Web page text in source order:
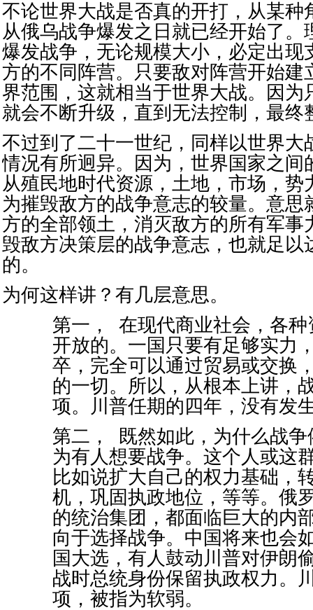
不论世界大战是否真的开打，从某种
从俄乌战争爆发之日就已经开始了。
爆发战争，无论规模大小，必定出现
方的不同阵营。只要敌对阵营开始建
界范围，这就相当于世界大战。因为
就会不断升级，直到无法控制，最终
不过到了二十一世纪，同样以世界大
情况有所迥异。因为，世界国家之间
从殖民地时代资源，土地，市场，势
为摧毁敌方的战争意志的较量。意思
方的全部领土，消灭敌方的所有军事
毁敌方决策层的战争意志，也就足以
的。
为何这样讲？有几层意思。
第一， 在现代商业社会，各种
开放的。一国只要有足够实力
卒，完全可以通过贸易或交换
的一切。所以，从根本上讲，
项。川普任期的四年，没有发
第二， 既然如此，为什么战争
为有人想要战争。这个人或这
比如说扩大自己的权力基础，
机，巩固执政地位，等等。俄
的统治集团，都面临巨大的内
向于选择战争。中国将来也会
国大选，有人鼓动川普对伊朗
战时总统身份保留执政权力。
项，被指为软弱。